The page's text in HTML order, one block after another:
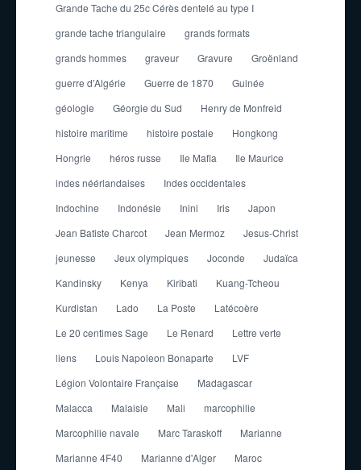
Grande Tache du 25c Cérès dentelé au type I
grande tache triangulaire
grands formats
grands hommes
graveur Gravure
Groënland
guerre d'Algérie
Guerre de 1870
Guinée
géologie
Géorgie du Sud
Henry de Monfreid
histoire maritime
histoire postale
Hongkong
Hongrie
héros russe Ile Mafia
Ile Maurice
indes néérlandaises
Indes occidentales
Indochine
Indonésie Inini Iris
Japon
Jean Batiste Charcot
Jean Mermoz
Jesus-Christ
jeunesse
Jeux olympiques Joconde
Judaïca
Kandinsky
Kenya Kiribati
Kuang-Tcheou
Kurdistan
Lado La Poste
Latécoère
Le 20 centimes Sage
Le Renard
Lettre verte
liens
Louis Napoleon Bonaparte
LVF
Légion Volontaire Française
Madagascar
Malacca
Malaisie Mali
marcophilie
Marcophilie navale
Marc Taraskoff
Marianne
Marianne 4F40
Marianne d'Alger
Maroc